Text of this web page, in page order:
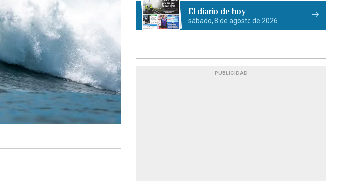
El diario de hoy
sábado, 8 de agosto de 2026
PUBLICIDAD